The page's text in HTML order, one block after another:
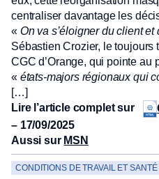
centraliser davantage les
« On va s’éloigner du client et
Sébastien Crozier, le toujours
CGC d’Orange, qui pointe au
« états-majors régionaux qui
[…]
Lire l’article complet sur
– 17/09/2025
Aussi sur MSN
CONDITIONS DE TRAVAIL ET SANTÉ